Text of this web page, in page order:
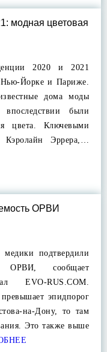
модная цветовая
2020 и 2021
Йорке и Париже.
дома моды
впоследствии были
цвета. Ключевыми
Кэролайн Эррера,…
ОРВИ
медики подтвердили
сообщает
EVO-RUS.COM.
эпидпорог
на-Дону, то там
Это также выше